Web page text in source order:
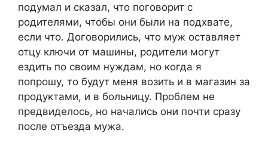
подумал и сказал, что поговорит с
родителями, чтобы они были на подхвате,
если что. Договорились, что муж оставляет
отцу ключи от машины, родители могут
ездить по своим нуждам, но когда я
попрошу, то будут меня возить и в магазин за
продуктами, и в больницу. Проблем не
предвиделось, но начались они почти сразу
после отъезда мужа.